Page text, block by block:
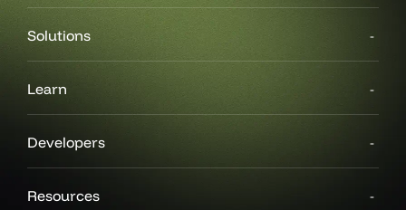
Solutions
Learn
Developers
Resources